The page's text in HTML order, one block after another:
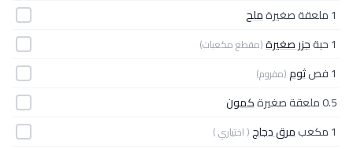
1 ملعقة صغيرة
ملح
1 حبة
جزر صغيرة(مقطع مكعبات)
1 فص ثوم(مفروم)
0.5 ملعقة صغيرة
كمون
1 مكعب
مرق دجاج( اختياري )